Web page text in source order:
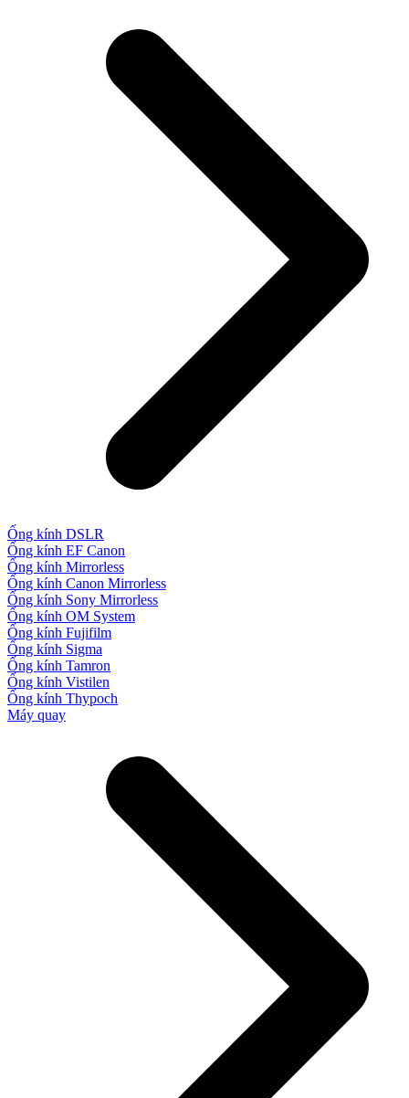
Ống kính DSLR
Ống kính EF Canon
Ống kính Mirrorless
Ống kính Canon Mirrorless
Ống kính Sony Mirrorless
Ống kính OM System
Ống kính Fujifilm
Ống kính Sigma
Ống kính Tamron
Ống kính Vistilen
Ống kính Thypoch
Máy quay